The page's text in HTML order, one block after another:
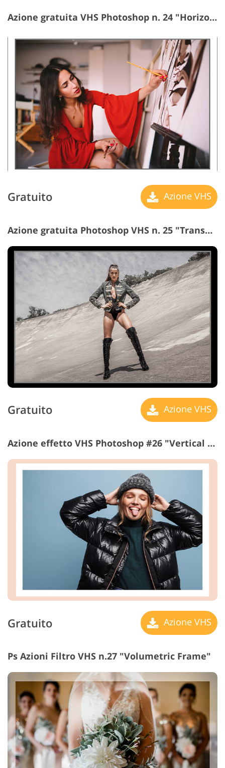
Azione gratuita VHS Photoshop n. 24 "Horizontal Lines"
Gratuito Azione VHS
Azione gratuita Photoshop VHS n. 25 "Transparent Frame"
Gratuito Azione VHS
Azione effetto VHS Photoshop #26 "Vertical Lines"
Gratuito Azione VHS
Ps Azioni Filtro VHS n.27 "Volumetric Frame"